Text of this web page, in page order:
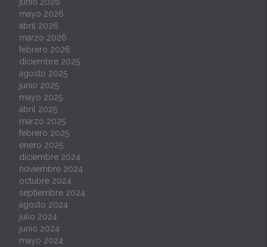
junio 2026
mayo 2026
abril 2026
marzo 2026
febrero 2026
diciembre 2025
agosto 2025
junio 2025
mayo 2025
abril 2025
marzo 2025
febrero 2025
enero 2025
diciembre 2024
noviembre 2024
octubre 2024
septiembre 2024
agosto 2024
julio 2024
junio 2024
mayo 2024